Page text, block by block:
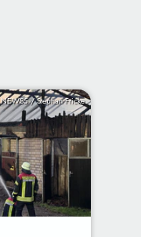
NEWS5 / Stephan Fricke